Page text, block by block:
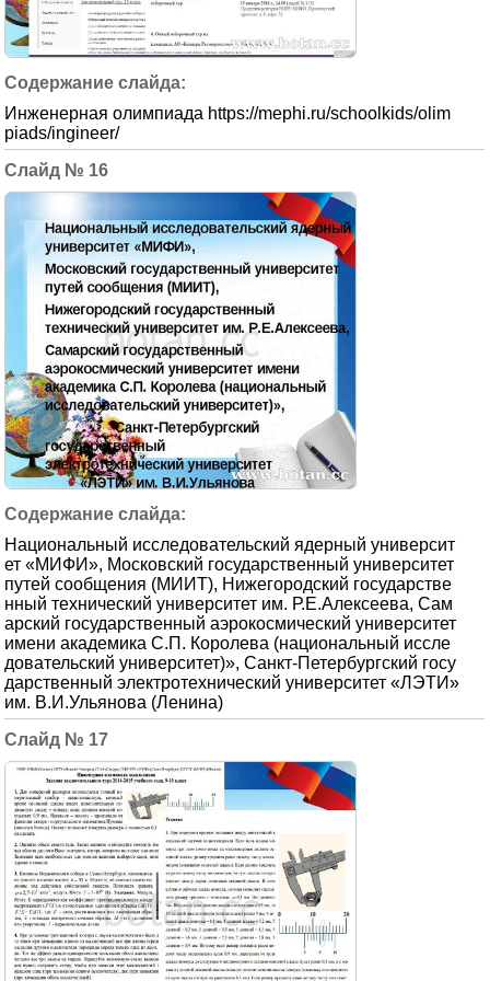
Инженерная олимпиада https://mephi.ru/schoolkids/olim
piads/ingineer/
16
Национальный исследовательский ядерный университ
ет «МИФИ», Московский государственный университет
путей сообщения (МИИТ), Нижегородский государстве
нный технический университет им. Р.Е.Алексеева, Сам
арский государственный аэрокосмический университет
имени академика С.П. Королева (национальный иссле
довательский университет)», Санкт-Петербургский госу
дарственный электротехнический университет «ЛЭТИ»
им. В.И.Ульянова (Ленина)
17